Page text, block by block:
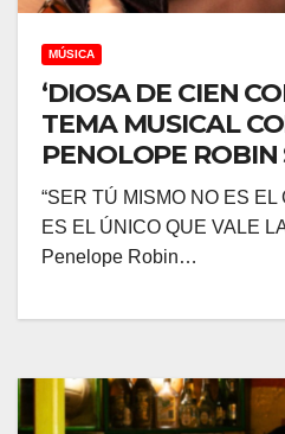
MÚSICA
‘DIOSA DE CIEN
TEMA MUSICAL
PENOLOPE ROBIN
“SER TÚ MISMO NO ES
ES EL ÚNICO QUE VALE
Penelope Robin…